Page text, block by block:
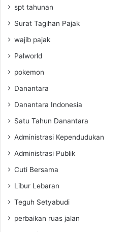
spt tahunan
Surat Tagihan Pajak
wajib pajak
Palworld
pokemon
Danantara
Danantara Indonesia
Satu Tahun Danantara
Administrasi Kependudukan
Administrasi Publik
Cuti Bersama
Libur Lebaran
Teguh Setyabudi
perbaikan ruas jalan